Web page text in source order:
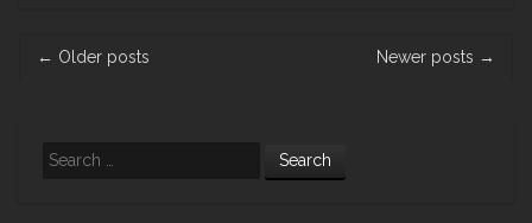
navigation
← Older posts Newer posts →
Search